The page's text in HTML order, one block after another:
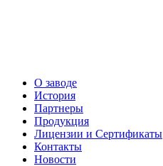
О заводе
История
Партнеры
Продукция
Лицензии и Сертификаты
Контакты
Новости